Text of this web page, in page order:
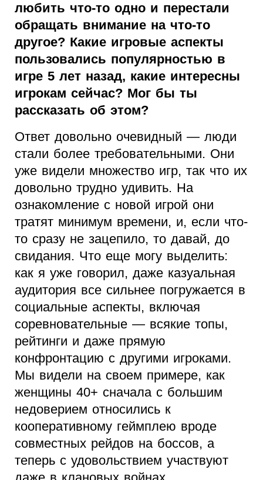
любить что-то одно и перестали
обращать внимание на что-то
другое? Какие игровые аспекты
пользовались популярностью в
игре 5 лет назад, какие интересны
игрокам сейчас? Мог бы ты
рассказать об этом?
Ответ довольно очевидный — люди
стали более требовательными. Они
уже видели множество игр, так что их
довольно трудно удивить. На
ознакомление с новой игрой они
тратят минимум времени, и, если что-
то сразу не зацепило, то давай, до
свидания. Что еще могу выделить:
как я уже говорил, даже казуальная
аудитория все сильнее погружается в
социальные аспекты, включая
соревновательные — всякие топы,
рейтинги и даже прямую
конфронтацию с другими игроками.
Мы видели на своем примере, как
женщины 40+ сначала с большим
недоверием относились к
кооперативному геймплею вроде
совместных рейдов на боссов, а
теперь с удовольствием участвуют